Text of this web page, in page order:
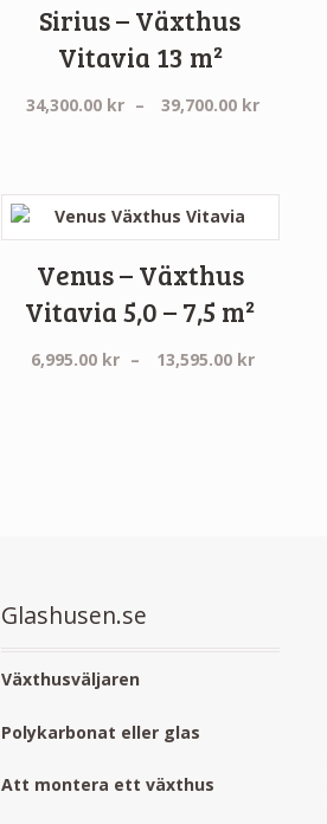
Sirius – Växthus
Vitavia 13 m²
34,300.00 kr – 39,700.00 kr
Venus – Växthus
Vitavia 5,0 – 7,5 m²
6,995.00 kr – 13,595.00 kr
Glashusen.se
Växthusväljaren
Polykarbonat eller glas
Att montera ett växthus